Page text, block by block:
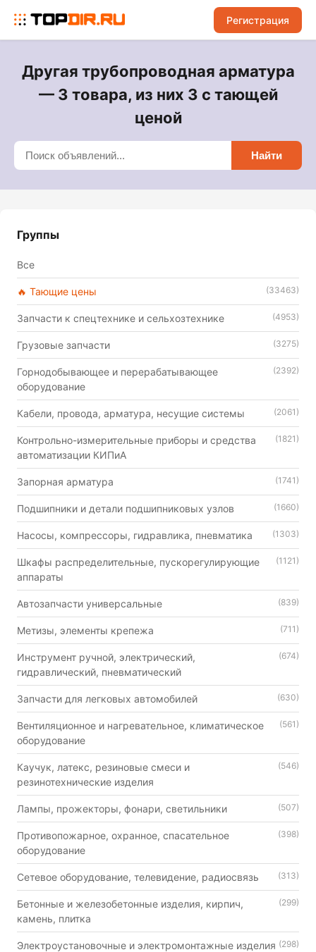
Регистрация
Другая трубопроводная арматура
— 3 товара, из них 3 с тающей
ценой
Найти
Группы
Все
🔥 Тающие цены (33463)
Запчасти к спецтехнике и сельхозтехнике (4953)
Грузовые запчасти (3275)
Горнодобывающее и перерабатывающее
оборудование
(2392)
Кабели, провода, арматура, несущие системы (2061)
Контрольно-измерительные приборы и средства
автоматизации КИПиА
(1821)
Запорная арматура (1741)
Подшипники и детали подшипниковых узлов (1660)
Насосы, компрессоры, гидравлика, пневматика (1303)
Шкафы распределительные, пускорегулирующие
аппараты
(1121)
Автозапчасти универсальные (839)
Метизы, элементы крепежа (711)
Инструмент ручной, электрический,
гидравлический, пневматический
(674)
Запчасти для легковых автомобилей (630)
Вентиляционное и нагревательное, климатическое
оборудование
(561)
Каучук, латекс, резиновые смеси и
резинотехнические изделия
(546)
Лампы, прожекторы, фонари, светильники (507)
Противопожарное, охранное, спасательное
оборудование
(398)
Сетевое оборудование, телевидение, радиосвязь (313)
Бетонные и железобетонные изделия, кирпич,
камень, плитка
(299)
Электроустановочные и электромонтажные изделия (298)